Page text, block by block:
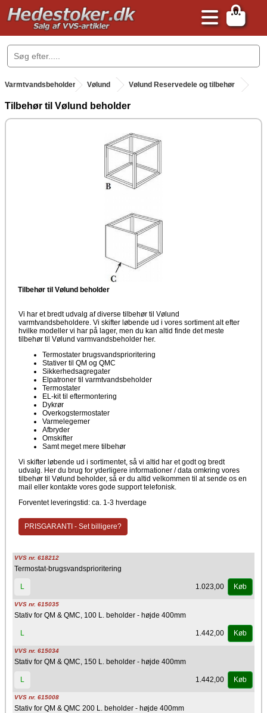
0
.
Varmtvandsbeholder . Vølund Vølund Reservedele og tilbehør
Tilbehør til Vølund beholder
Tilbehør til Vølund beholder
Vi har et bredt udvalg af diverse tilbehør til Vølund
varmtvandsbeholdere. Vi skifter løbende ud i vores sortiment alt efter
hvilke modeller vi har på lager, men du kan altid finde det meste
tilbehør til Vølund varmvandsbeholder her.
Termostater brugsvandsprioritering
Stativer til QM og QMC
Sikkerhedsagregater
Elpatroner til varmtvandsbeholder
Termostater
EL-kit til eftermontering
Dykrør
Overkogstermostater
Varmelegemer
Afbryder
Omskifter
Samt meget mere tilbehør
Vi skifter løbende ud i sortimentet, så vi altid har et godt og bredt
udvalg. Her du brug for yderligere informationer / data omkring vores
tilbehør til Vølund beholder, så er du altid velkommen til at sende os en
mail eller kontakte vores gode support telefonisk.
Forventet leveringstid: ca. 1-3 hverdage
PRISGARANTI - Set billigere?
VVS nr. 618212
Termostat-brugsvandsprioritering
L 1.023,00 Køb
VVS nr. 615035
Stativ for QM & QMC, 100 L. beholder - højde 400mm
L 1.442,00 Køb
VVS nr. 615034
Stativ for QM & QMC, 150 L. beholder - højde 400mm
L 1.442,00 Køb
VVS nr. 615008
Stativ for QM & QMC 200 L. beholder - højde 400mm